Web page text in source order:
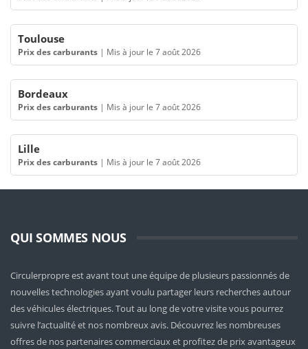
Toulouse
Prix des carburants | Mis à jour le 7 août 2026
Bordeaux
Prix des carburants | Mis à jour le 7 août 2026
Lille
Prix des carburants | Mis à jour le 7 août 2026
QUI SOMMES NOUS
Circulerpropre est avant tout une équipe de plusieurs passionnés de
nouvelles technologies ayant voulu partager leurs recherches autour
des véhicules électriques. Tout au long de votre visite vous pourrez
suivre l’actualité et nos nombreux avis. Découvrez les nombreuses
offres de nos partenaires commerciaux et profitez de prix avantageux